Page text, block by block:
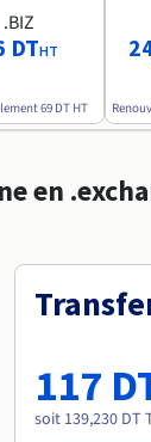
.BIZ
DTHT
69 DT HT
en
117
soit 139,230 DT